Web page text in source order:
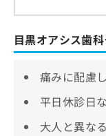
目黒オアシス歯
痛みに配慮
平日休診日
大人と異な